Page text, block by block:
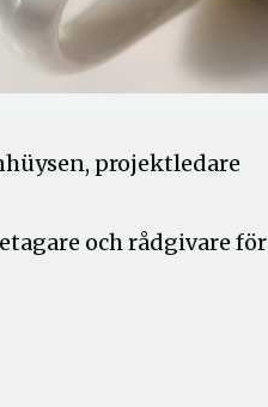
projektledare
och rådgivare för